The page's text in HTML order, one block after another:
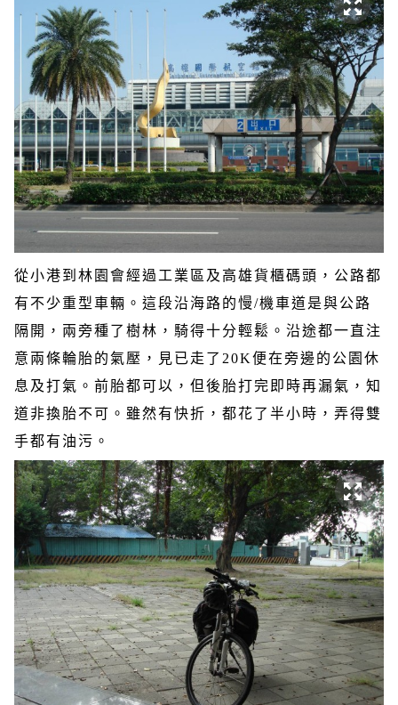
從小港到林園會經過工業區及高雄貨櫃碼頭，公路都
有不少重型車輛。這段沿海路的慢/機車道是與公路
隔開，兩旁種了樹林，騎得十分輕鬆。沿途都一直注
意兩條輪胎的氣壓，見已走了 20K便在旁邊的公園休
息及打氣。前胎都可以，但後胎打完即時再漏氣，知
道非換胎不可。雖然有快折，都花了半小時，弄得雙
手都有油污。